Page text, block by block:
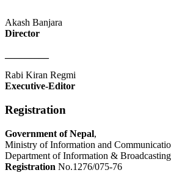
Akash Banjara
Director
Rabi Kiran Regmi
Executive-Editor
Registration
Government of Nepal,
Ministry of Information and
Department of Information &
Registration No.1276/075-76